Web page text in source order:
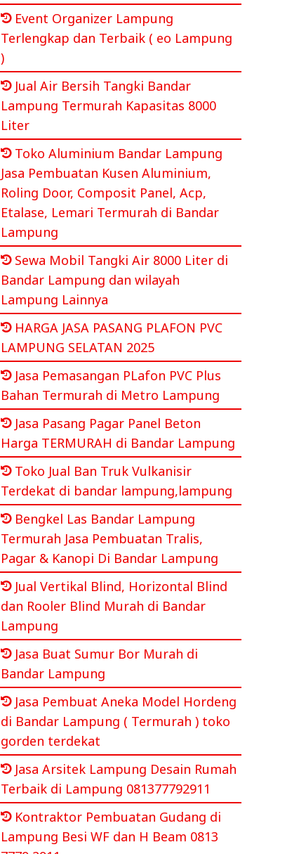
Event Organizer Lampung
Terlengkap dan Terbaik ( eo Lampung
)
Jual Air Bersih Tangki Bandar
Lampung Termurah Kapasitas 8000
Liter
Toko Aluminium Bandar Lampung
Jasa Pembuatan Kusen Aluminium,
Roling Door, Composit Panel, Acp,
Etalase, Lemari Termurah di Bandar
Lampung
Sewa Mobil Tangki Air 8000 Liter di
Bandar Lampung dan wilayah
Lampung Lainnya
HARGA JASA PASANG PLAFON PVC
LAMPUNG SELATAN 2025
Jasa Pemasangan PLafon PVC Plus
Bahan Termurah di Metro Lampung
Jasa Pasang Pagar Panel Beton
Harga TERMURAH di Bandar Lampung
Toko Jual Ban Truk Vulkanisir
Terdekat di bandar lampung,lampung
Bengkel Las Bandar Lampung
Termurah Jasa Pembuatan Tralis,
Pagar & Kanopi Di Bandar Lampung
Jual Vertikal Blind, Horizontal Blind
dan Rooler Blind Murah di Bandar
Lampung
Jasa Buat Sumur Bor Murah di
Bandar Lampung
Jasa Pembuat Aneka Model Hordeng
di Bandar Lampung ( Termurah ) toko
gorden terdekat
Jasa Arsitek Lampung Desain Rumah
Terbaik di Lampung 081377792911
Kontraktor Pembuatan Gudang di
Lampung Besi WF dan H Beam 0813